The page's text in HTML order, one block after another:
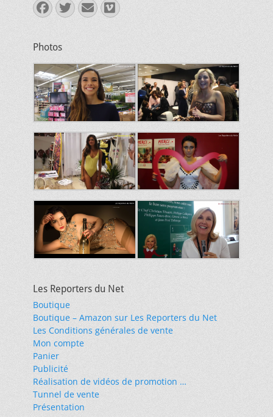
Facebook
Twitter
E-
mail
Vimeo
Photos
Les Reporters du Net
Boutique
Boutique – Amazon sur Les Reporters du Net
Les Conditions générales de vente
Mon compte
Panier
Publicité
Réalisation de vidéos de promotion …
Tunnel de vente
Présentation